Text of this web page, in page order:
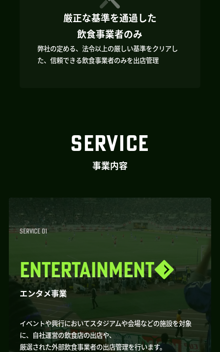
厳正な基準を通過した
飲食事業者のみ
弊社の定める、法令以上の厳しい基準をクリアし
た、信頼できる飲食事業者のみを出店管理
SERVICE
事業内容
SERVICE 01
ENTERTAINMENT
エンタメ事業
イベントや興行においてスタジアムや会場などの施設を対象
に、自社運営の飲食店の出店や、
厳選された外部飲食事業者の出店管理を行います。